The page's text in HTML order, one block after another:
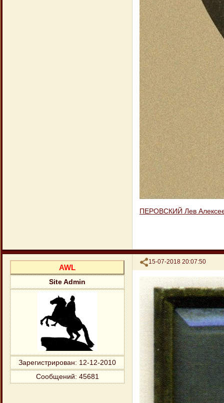
ПЕРОВСКИЙ Лев
Поделиться
15-07-2018 20:07:50
AWL
Site Admin
Зарегистрирован: 12-12-2010
Сообщений: 45681